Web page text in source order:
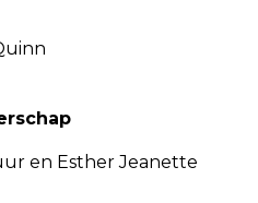
en Esther Jeanette